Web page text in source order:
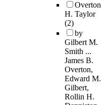
Overton
H. Taylor
(2)
by
Gilbert M.
Smith ...
James B.
Overton,
Edward M.
Gilbert,
Rollin H.